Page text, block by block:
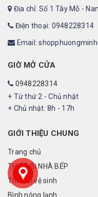
Địa chỉ: Số 1 Tây Mỗ -
Điện thoại: 0948228314
Email:
GIỜ MỞ CỬA
0948228314
+ Từ thứ 2 - Chủ nhật
+ Chủ nhật: 8h - 17h
GIỚI THIỆU CHUNG
Trang chủ
THIẾT BỊ NHÀ BẾP
Thiết bị vệ sinh
Bình nóng lạnh